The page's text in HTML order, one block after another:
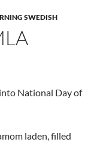
SWEDISH
National Day of
laden, filled